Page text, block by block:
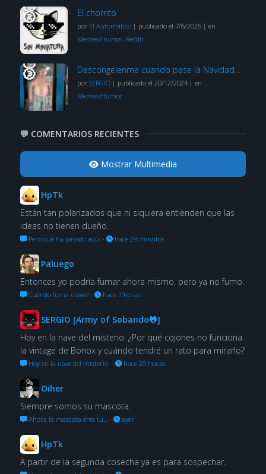
El chorrito
por El Automático| publicado el 7/8/2026| en
Memes/Humor, Reddit
Descongélenme cuando pase la Navidad…
por SERGIO| publicado el 20/12/2024| en
Memes/Humor
💬 COMENTARIOS RECIENTES
Mostrar Multimedia
HpTk
Están tan polarizados que ni siquiera entienden que las
ideas no tienen dueño.
Pero qué ha pasado aquí· hace 29 minutos
Paluego
Entonces yo podría fumar ahora mismo, pero ya no fumo.
Cuándo fuma usted?· hace 7 horas
SERGIO [Army of Sobando🐸]
Hoy en la nave del misterio: ¿Por qué cojones no funciona
la vintage de Bonox y cuándo tendré un rato para mirarlo?
Hoy en la nave del misterio: · hace 20 horas
Oiher
Siempre somos su mascota.
Ahora la mascota eres tú… · ayer
HpTk
A partir de la segunda cosecha ya es para sospechar.